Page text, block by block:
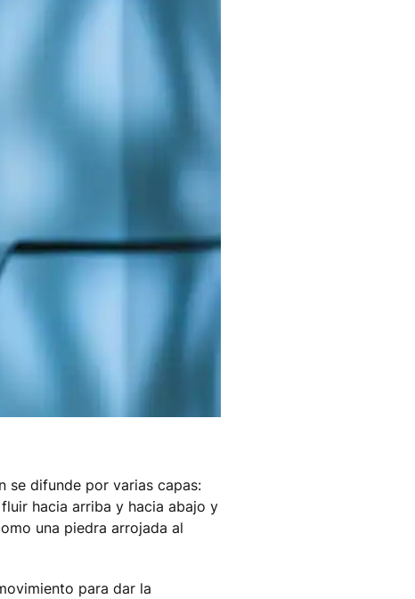
se difunde por varias capas:
hacia arriba y hacia abajo y
una piedra arrojada al
para dar la